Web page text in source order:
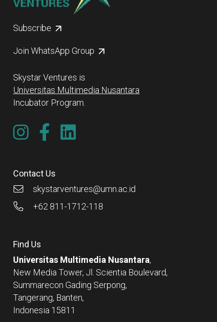
Subscribe
Join WhatsApp Group
Skystar Ventures is
Universitas Multimedia Nusantara
Incubator Program.
Contact Us
skystarventures@umn.ac.id
+62 811-1712-118
Find Us
Universitas Multimedia Nusantara,
New Media Tower, Jl. Scientia Boulevard,
Summarecon Gading Serpong,
Tangerang, Banten,
Indonesia 15811